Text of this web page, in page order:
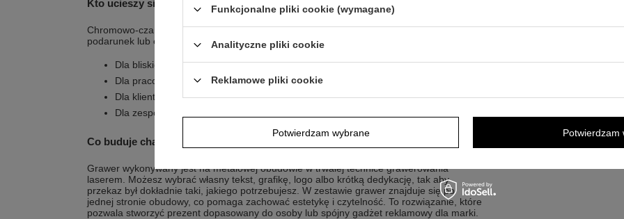
Kto ucieszy się z takiej pamiątki?
Chromowo-czarny wygląd i możliwość personalizacji sprawiają, że to uniwersalny
podarunek lub element firmowej komunikacji.
Dla bliskiej osoby, gdy chcesz podarować praktyczny nośnik z dedykacją
Dla pracownika lub współpracownika jako elegancki upominek użytkowy
Dla klienta, gdy potrzebny jest gadżet reklamowy z logo firmy
Dla zespołu, kiedy chcesz ujednolicić akcesoria z grafiką lub nazwą projektu
Co buduje charakter personalizacji?
Grawer wykonywany jest na metalowej obudowie w trwałej technice grawerowania
laserem. Możesz wybrać własny tekst, grafikę, logo albo krótką dedykację, tak aby
przekaz był dokładnie taki, jakiego potrzebujesz. W zestawie grawer znajduje się po
jednej stronie obudowy, co pomaga zachować estetykę i czytelność. To rozwiązanie, które
pozwala stworzyć prezent dopasowany do osoby lub spójny gadżet reklamowy dla marki.
Funkcjonalne pliki cookie (wymagane)
Analityczne pliki cookie
Reklamowe pliki cookie
Potwierdzam wybrane Potwierdzam